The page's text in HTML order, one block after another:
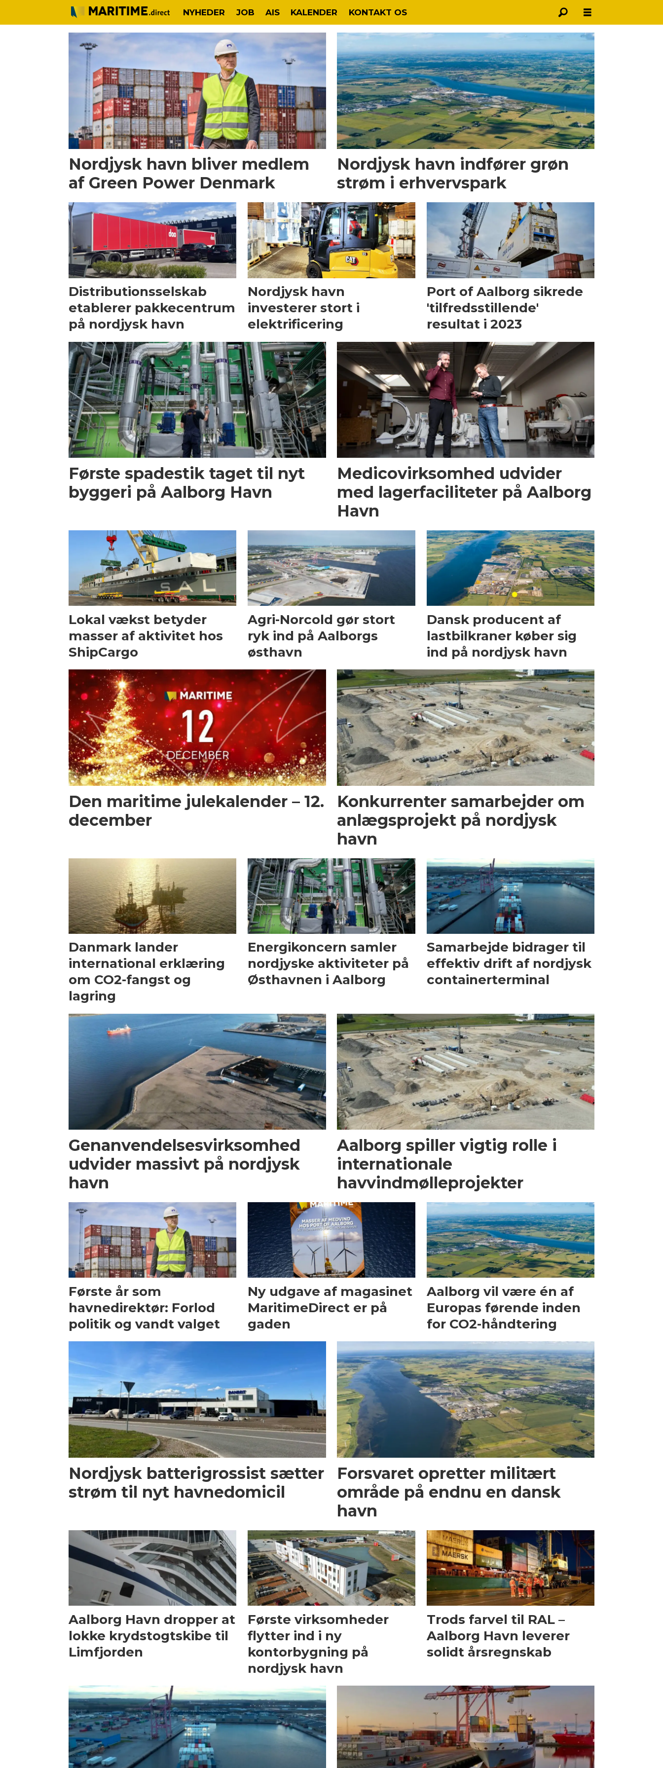
NYHEDER JOB AIS KALENDER KONTAKT OS
aalborg
Nordjysk havn bliver medlem
af Green Power Denmark
Nordjysk havn indfører grøn
strøm i erhvervspark
Distributionsselskab
etablerer pakkecentrum
på nordjysk havn
Nordjysk havn
investerer stort i
elektrificering
Port of Aalborg sikrede
'tilfredsstillende'
resultat i 2023
Første spadestik taget til nyt
byggeri på Aalborg Havn
Medicovirksomhed udvider
med lagerfaciliteter på Aalborg
Havn
Lokal vækst betyder
masser af aktivitet hos
ShipCargo
Agri-Norcold gør stort
ryk ind på Aalborgs
østhavn
Dansk producent af
lastbilkraner køber sig
ind på nordjysk havn
Den maritime julekalender – 12.
december
Konkurrenter samarbejder om
anlægsprojekt på nordjysk
havn
Danmark lander
international erklæring
om CO2-fangst og
lagring
Energikoncern samler
nordjyske aktiviteter på
Østhavnen i Aalborg
Samarbejde bidrager til
effektiv drift af nordjysk
containerterminal
Genanvendelsesvirksomhed
udvider massivt på nordjysk
havn
Aalborg spiller vigtig rolle i
internationale
havvindmølleprojekter
Første år som
havnedirektør: Forlod
politik og vandt valget
Ny udgave af magasinet
MaritimeDirect er på
gaden
Aalborg vil være én af
Europas førende inden
for CO2-håndtering
Nordjysk batterigrossist sætter
strøm til nyt havnedomicil
Forsvaret opretter militært
område på endnu en dansk
havn
Aalborg Havn dropper at
lokke krydstogtskibe til
Limfjorden
Første virksomheder
flytter ind i ny
kontorbygning på
nordjysk havn
Trods farvel til RAL –
Aalborg Havn leverer
solidt årsregnskab